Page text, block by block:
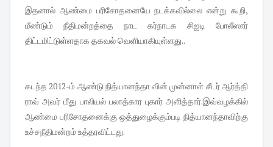
இதனால் ஆண்மை பரிசோதனையே நடக்க‌வில்லை என்று கூறி,
மீண்டும் நீதிமன்றத்தை நாட கர்நாடக சிஐடி போலீஸார்
திட்டமிட்டுள்ளதாக தகவல் வெளியாகியுள்ளது..
கடந்த 2012-ம் ஆண்டு நித்யானந்தா வின் முன்னாள் சீடர் ஆர்த்தி
ராவ் அவர் மீது பாலியல் பலாத்கார புகார் அளித்தார்.இவ்வழக்கில்
ஆண்மை பரிசோதனைக்கு ஒத்துழைக்கும்படி நித்யானந்தாவிற்கு
உச்சநீதிமன்றம் உத்தரவிட்டது.